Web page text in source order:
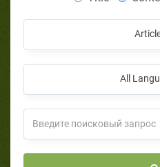
All